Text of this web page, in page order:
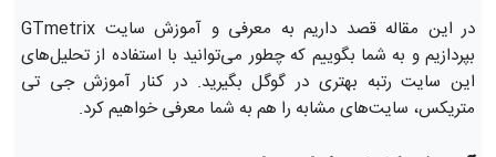
در این مقاله قصد داریم به معرفی و آموزش سایت GTmetrix
بپردازیم و به شما بگوییم که چطور می‌توانید با استفاده از تحلیل‌های
این سایت رتبه بهتری در گوگل بگیرید. در کنار آموزش جی تی
متریکس، سایت‌های مشابه را هم به شما معرفی خواهیم کرد.